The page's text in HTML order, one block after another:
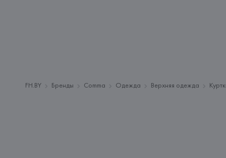
FH.BY Бренды Comma Одежда Верхняя одежда